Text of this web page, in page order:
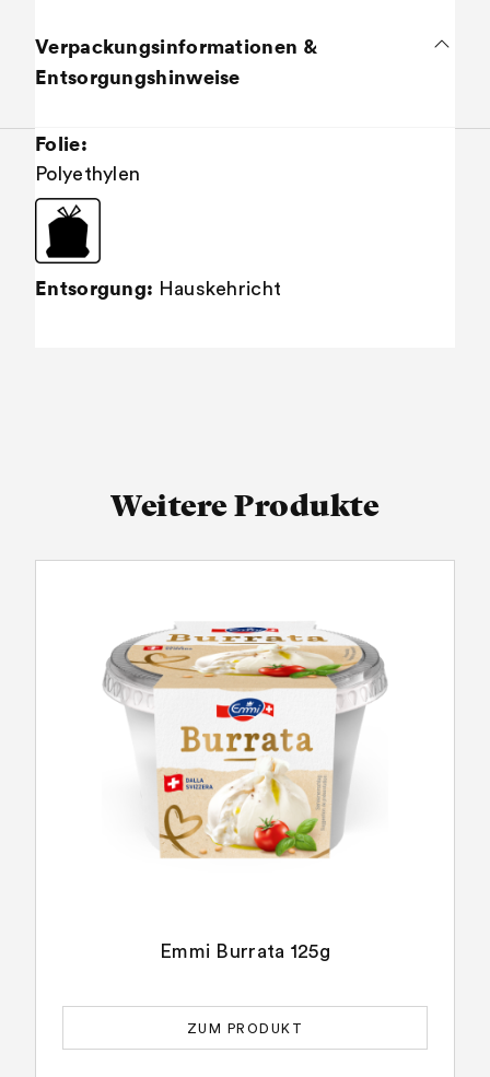
Verpackungsinformationen &
Entsorgungshinweise
Folie:
Polyethylen
Entsorgung: Hauskehricht
Weitere Produkte
Emmi Burrata 125g
ZUM PRODUKT